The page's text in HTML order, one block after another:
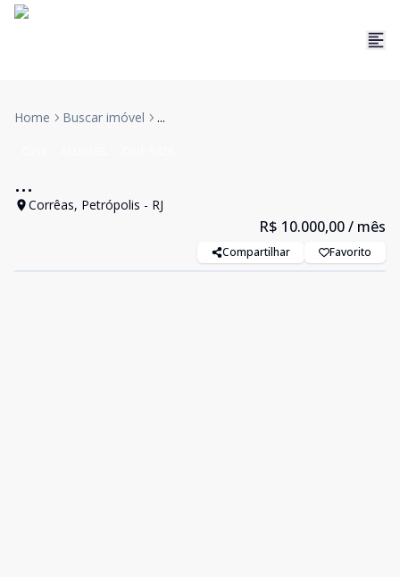
Home Buscar imóvel ...
...
Corrêas, Petrópolis - RJ
R$ 10.000,00/ mês
Compartilhar Favorito